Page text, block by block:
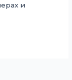
и